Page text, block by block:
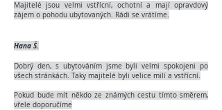
Majitelé jsou velmi vstřícní, ochotní a mají opravdový
zájem o pohodu ubytovaných. Rádi se vrátíme.
Hana Š.
Dobrý den, s ubytováním jsme byli velmi spokojeni po
všech stránkách. Taky majitelé byli velice milí a vstřícní.
Pokud bude mít někdo ze známých cestu tímto směrem,
vřele doporučíme